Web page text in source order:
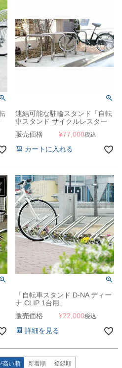
連結可能な駐輪スタンド「自転
車スタンド サイクルレスター
D-NA SYタイプ」【1ユニット1
台】
販売価格 ¥77,000税込
カートに入れる
「自転車スタンド D-NA ディー
ナ CLIP 1台用」
販売価格
¥22,000税込
詳細を見る
高い順 新着順 登録順